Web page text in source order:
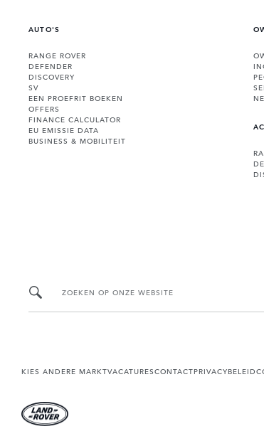
AUTO'S
RANGE ROVER
DEFENDER
DISCOVERY
SV
EEN PROEFRIT BOEKEN
OFFERS
FINANCE CALCULATOR
EU EMISSIE DATA
BUSINESS & MOBILITEIT
ZOEKEN OP ONZE WEBSITE
KIES ANDERE MARKTVACATURESCONTACTPRIVACYBELEID